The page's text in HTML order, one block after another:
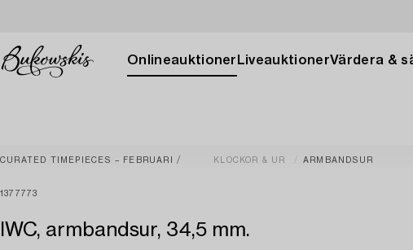
Onlineauktioner LiveauktionerVärdera &
CURATED TIMEPIECES – FEBRUARI KLOCKOR & UR ARMBANDSUR
1377773
IWC, armbandsur, 34,5 mm.